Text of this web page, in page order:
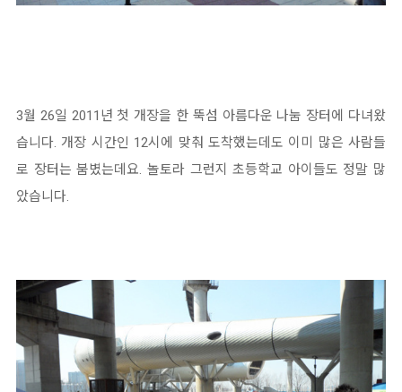
3월 26일 2011년 첫 개장을 한 뚝섬 아름다운 나눔 장터에 다녀왔
습니다. 개장 시간인 12시에 맞춰 도착했는데도 이미 많은 사람들
로 장터는 붐볐는데요. 놀토라 그런지 초등학교 아이들도 정말 많
았습니다.